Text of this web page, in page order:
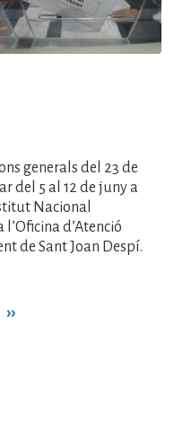
generals del 23 de
del 5 al 12 de juny a
Nacional
d’Atenció
de Sant Joan Despí.
Pàgina
››